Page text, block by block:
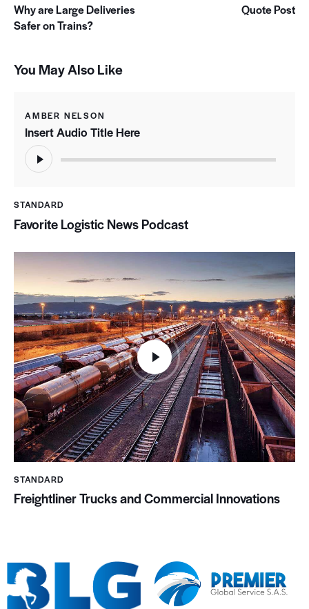
Why are Large Deliveries
Safer on Trains?
Quote Post
You May Also Like
AMBER NELSON
Insert Audio Title Here
Reproductor
de
STANDARD
Favorite Logistic News Podcast
STANDARD
Freightliner Trucks and Commercial Innovations